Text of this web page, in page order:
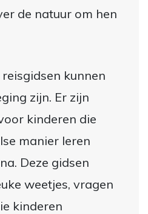
de natuur om hen
kunnen
zijn. Er zijn
kinderen die
manier leren
Deze gidsen
weetjes, vragen
kinderen